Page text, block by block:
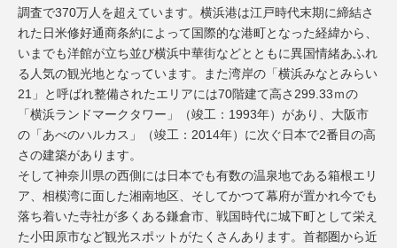
調査で370万人を超えています。横浜港は江戸時代末期に締結さ
れた日米修好通商条約によって国際的な港町となった経緯から、
いまでも洋館が立ち並び横浜中華街などとともに異国情緒あふれ
る人気の観光地となっています。また湾岸の「横浜みなとみらい
21」と呼ばれ整備されたエリアには70階建て高さ299.33ｍの
「横浜ランドマークタワー」（竣工：1993年）があり、大阪市
の「あべのハルカス」（竣工：2014年）に次ぐ日本で2番目の高
さの建築があります。
そして神奈川県の西側には日本でも有数の温泉地である箱根エリ
ア、相模湾に面した湘南地区、そしてかつて幕府が置かれ今でも
落ち着いた寺社が多くある鎌倉市、戦国時代に城下町として栄え
た小田原市など観光スポットがたくさんあります。首都圏から近